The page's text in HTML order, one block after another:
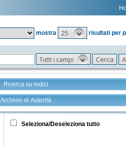
mostra
25 risultati per
Tutti i campi
Ricerca su indici
Archivio di Autorità
Tutto +
Seleziona/Deseleziona tutto